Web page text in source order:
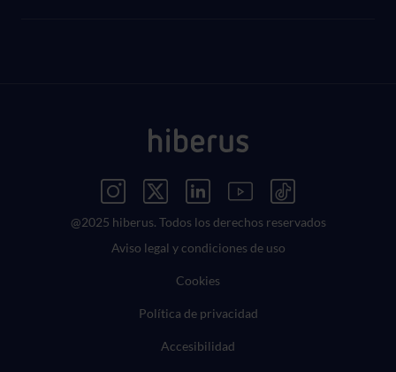
Menú Redes Sociales
@2025 hiberus. Todos los derechos reservados
Aviso legal y condiciones de uso
Cookies
Política de privacidad
Accesibilidad